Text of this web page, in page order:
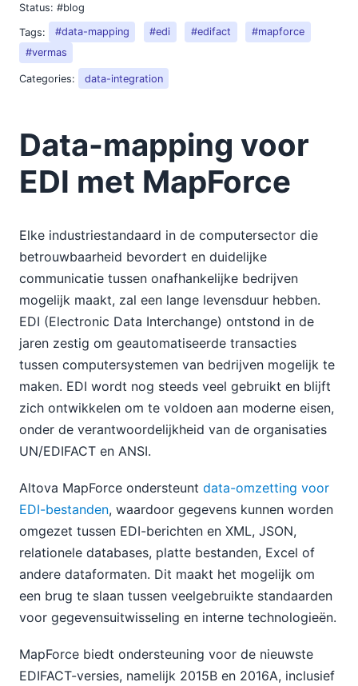
Status: #blog
Tags:
#data-mapping #edi #edifact
#mapforce
#vermas
Categories: data-integration
Data-mapping voor
EDI met MapForce
Elke industriestandaard in de computersector die
betrouwbaarheid bevordert en duidelijke
communicatie tussen onafhankelijke bedrijven
mogelijk maakt, zal een lange levensduur hebben.
EDI (Electronic Data Interchange) ontstond in de
jaren zestig om geautomatiseerde transacties
tussen computersystemen van bedrijven mogelijk te
maken. EDI wordt nog steeds veel gebruikt en blijft
zich ontwikkelen om te voldoen aan moderne eisen,
onder de verantwoordelijkheid van de organisaties
UN/EDIFACT en ANSI.
Altova MapForce ondersteunt data-omzetting voor
EDI-bestanden, waardoor gegevens kunnen worden
omgezet tussen EDI-berichten en XML, JSON,
relationele databases, platte bestanden, Excel of
andere dataformaten. Dit maakt het mogelijk om
een brug te slaan tussen veelgebruikte standaarden
voor gegevensuitwisseling en interne technologieën.
MapForce biedt ondersteuning voor de nieuwste
EDIFACT-versies, namelijk 2015B en 2016A, inclusief